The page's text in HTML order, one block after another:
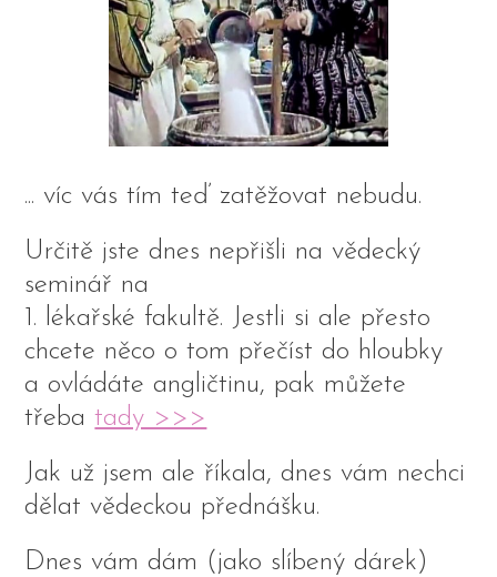
... víc vás tím teď zatěžovat nebudu.
Určitě jste dnes nepřišli na vědecký
seminář na
1. lékařské fakultě. Jestli si ale přesto
chcete něco o tom přečíst do hloubky
a ovládáte angličtinu, pak můžete
třebatady >>>
Jak už jsem ale říkala, dnes vám nechci
dělat vědeckou přednášku.
Dnes vám dám (jako slíbený dárek)